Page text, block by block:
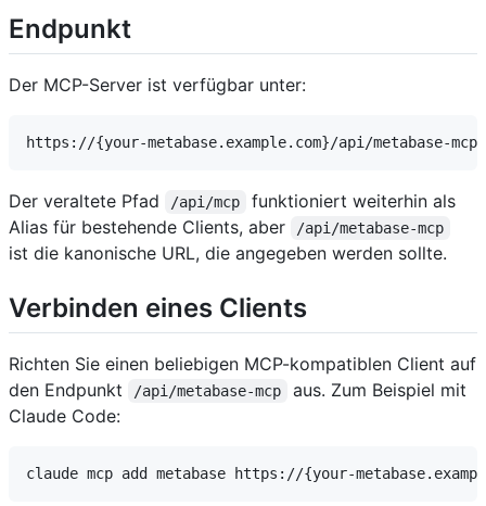
Endpunkt
Der MCP-Server ist verfügbar unter:
Der veraltete Pfad /api/mcp
funktioniert weiterhin als
Alias für bestehende Clients, aber
/api/metabase-mcp
ist die kanonische URL, die angegeben werden sollte.
Verbinden eines Clients
Richten Sie einen beliebigen MCP-kompatiblen Client auf
den Endpunkt
/api/metabase-mcp
aus. Zum Beispiel mit
Claude Code: